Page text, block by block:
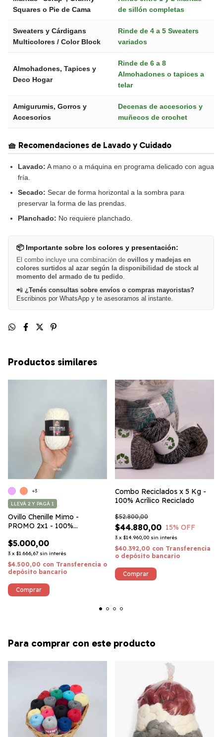
Squares o Pie de Cama
de sillón completas
Sweaters y Cárdigans
Multicolores / Color Block
Rinde de 4 a 5 Sweaters
variados
Almohadones, Tapices y
Deco Hogar
Rinde de 6 a 8
Almohadones o tapices a
telar
Amigurumis, Gorros y
Accesorios
Decenas de accesorios y
muñecos de crochet
🧺 Recomendaciones de Lavado y Cuidado
Lavado: A mano o a máquina en programa delicado con agua
fría.
Secado: Secar de forma horizontal a la sombra para
preservar la forma de las prendas.
Planchado: No requiere planchado.
📦 Importante sobre los colores y presentación:
El combo incluye una combinación de ovillos y madejas en
colores surtidos al azar según la disponibilidad de stock al
momento del armado de tu pedido.
📲 ¿Tenés consultas sobre envíos o compras mayoristas?
Escribinos por WhatsApp y te asesoramos al instante.
Productos similares
Ovillo Chenille Mimo -
PROMO 2x1 - 100%
$5.000,00
3 x $1.666,67 sin interés
LLEVÁ 2 Y PAGÁ 1
$4.500,00 con Transferencia o
depósito bancario
+3
Comprar
Combo Reciclados x 5 Kg -
100% Acrílico Reciclado
$44.880,00
$52.800,00
15% OFF
3 x $14.960,00 sin interés
$40.392,00 con Transferencia
o depósito bancario
Para comprar con este producto